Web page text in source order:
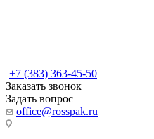
+7 (383) 363-45-50
Заказать звонок
Задать вопрос
office@rosspak.ru